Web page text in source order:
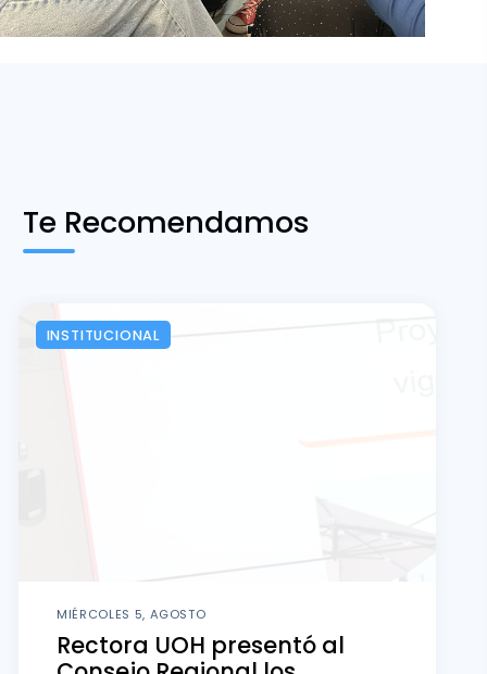
Te Recomendamos
INSTITUCIONAL
MIÉRCOLES 5, AGOSTO
Rectora UOH presentó al